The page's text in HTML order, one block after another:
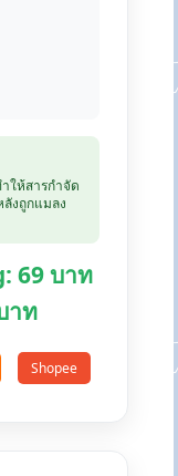
ให้สารกำจัด
งถูกแมลง
69 บาท
าท
Shopee